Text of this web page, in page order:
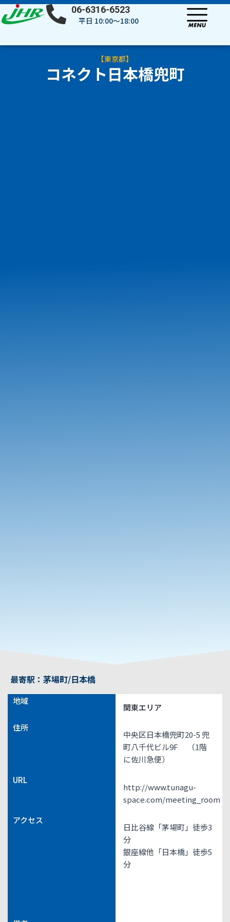
内
容
06-6316-6523
平日 10:00～18:00
【東京都】
コネクト日本橋兜町
最寄駅：茅場町/日本橋
地域
関東エリア
住所
中央区日本橋兜町20-5 兜
町八千代ビル9F （1階
に佐川急便）
URL
http://www.tunagu-
space.com/meeting_room
アクセス
日比谷線「茅場町」徒歩3
分
銀座線他「日本橋」徒歩5
分